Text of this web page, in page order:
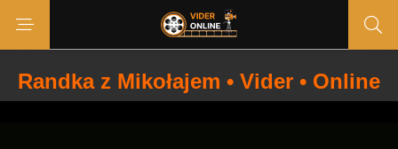
Randka z Mikołajem • Vider • Online